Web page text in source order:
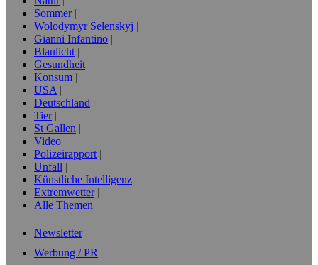
Sommer
Wolodymyr Selenskyj
Gianni Infantino
Blaulicht
Gesundheit
Konsum
USA
Deutschland
Tier
St Gallen
Video
Polizeirapport
Unfall
Künstliche Intelligenz
Extremwetter
Alle Themen
Newsletter
Werbung / PR